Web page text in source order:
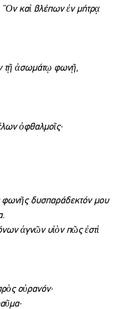
Ὃν καὶ βλέπων ἐν μήτρᾳ
τῇ ἀσωμάτῳ φωνῇ,
ὀφθαλμοῖς·
φωνῆς δυσπαράδεκτόν μου
ἁγνῶν υἱὸν πῶς ἐστὶ
οὐρανόν·